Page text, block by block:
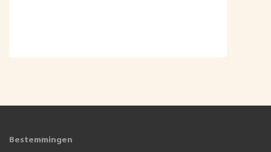
Bestemmingen